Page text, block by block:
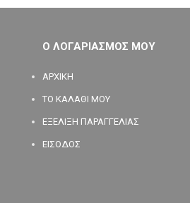
Ο ΛΟΓΑΡΙΑΣΜΟΣ ΜΟΥ
ΑΡΧΙΚΗ
ΤΟ ΚΑΛΑΘΙ ΜΟΥ
ΕΞΕΛΙΞΗ ΠΑΡΑΓΓΕΛΙΑΣ
ΕΙΣΟΔΟΣ